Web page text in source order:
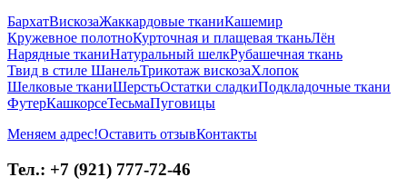
БархатВискозаЖаккардовые тканиКашемир
Кружевное полотноКурточная и плащевая тканьЛён
Нарядные тканиНатуральный шелкРубашечная ткань
Твид в стиле ШанельТрикотаж вискозаХлопок
Шелковые тканиШерстьОстатки сладкиПодкладочные ткани
ФутерКашкорсеТесьмаПуговицы
Меняем адрес!Оставить отзывКонтакты
Тел.: +7 (921) 777-72-46